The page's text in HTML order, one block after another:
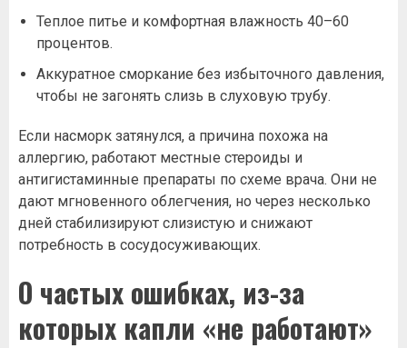
Теплое питье и комфортная влажность 40–60
процентов.
Аккуратное сморкание без избыточного давления,
чтобы не загонять слизь в слуховую трубу.
Если насморк затянулся, а причина похожа на
аллергию, работают местные стероиды и
антигистаминные препараты по схеме врача. Они не
дают мгновенного облегчения, но через несколько
дней стабилизируют слизистую и снижают
потребность в сосудосуживающих.
О частых ошибках, из-за
которых капли «не работают»